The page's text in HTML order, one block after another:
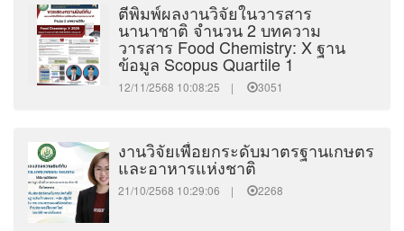
ตีพิมพ์ผลงานวิจัยในวารสาร
นานาชาติ จำนวน 2 บทความ
วารสาร Food Chemistry: X ฐาน
ข้อมูล Scopus Quartile 1
12/11/2568 10:08:25 | 3051
งานวิจัยเพื่อยกระดับมาตรฐานเกษตร
และอาหารแห่งชาติ
21/10/2568 10:29:06 | 2268